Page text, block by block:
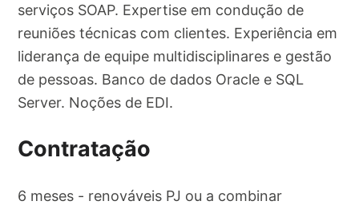
serviços SOAP. Expertise em condução de
reuniões técnicas com clientes. Experiência em
liderança de equipe multidisciplinares e gestão
de pessoas. Banco de dados Oracle e SQL
Server. Noções de EDI.
Contratação
6 meses - renováveis PJ ou a combinar